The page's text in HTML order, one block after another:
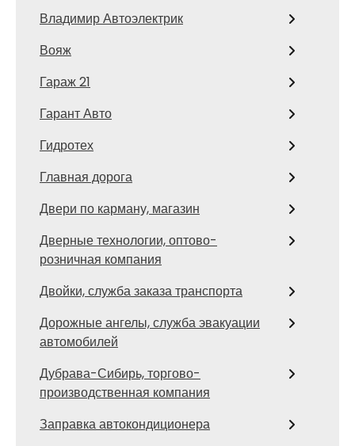
Владимир Автоэлектрик
Вояж
Гараж 21
Гарант Авто
Гидротех
Главная дорога
Двери по карману, магазин
Дверные технологии, оптово-
розничная компания
Двойки, служба заказа транспорта
Дорожные ангелы, служба эвакуации
автомобилей
Дубрава-Сибирь, торгово-
производственная компания
Заправка автокондиционера